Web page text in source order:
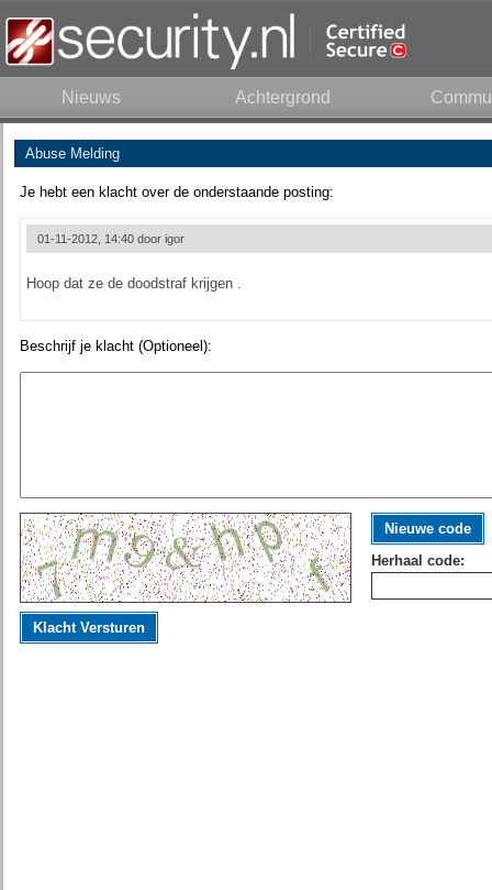
Nieuws Achtergrond
Abuse Melding
Je hebt een klacht over de onderstaande posting:
01-11-2012, 14:40 door igor
Hoop dat ze de doodstraf krijgen .
Beschrijf je klacht (Optioneel):
Nieuwe code
Herhaal code:
Klacht Versturen